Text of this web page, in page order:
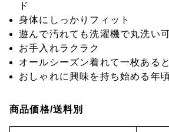
ド
身体にしっかりフィット
遊んで汚れても洗濯機で丸洗い
お手入れラクラク
オールシーズン着れて一枚ある
おしゃれに興味を持ち始める年
商品価格/送料別